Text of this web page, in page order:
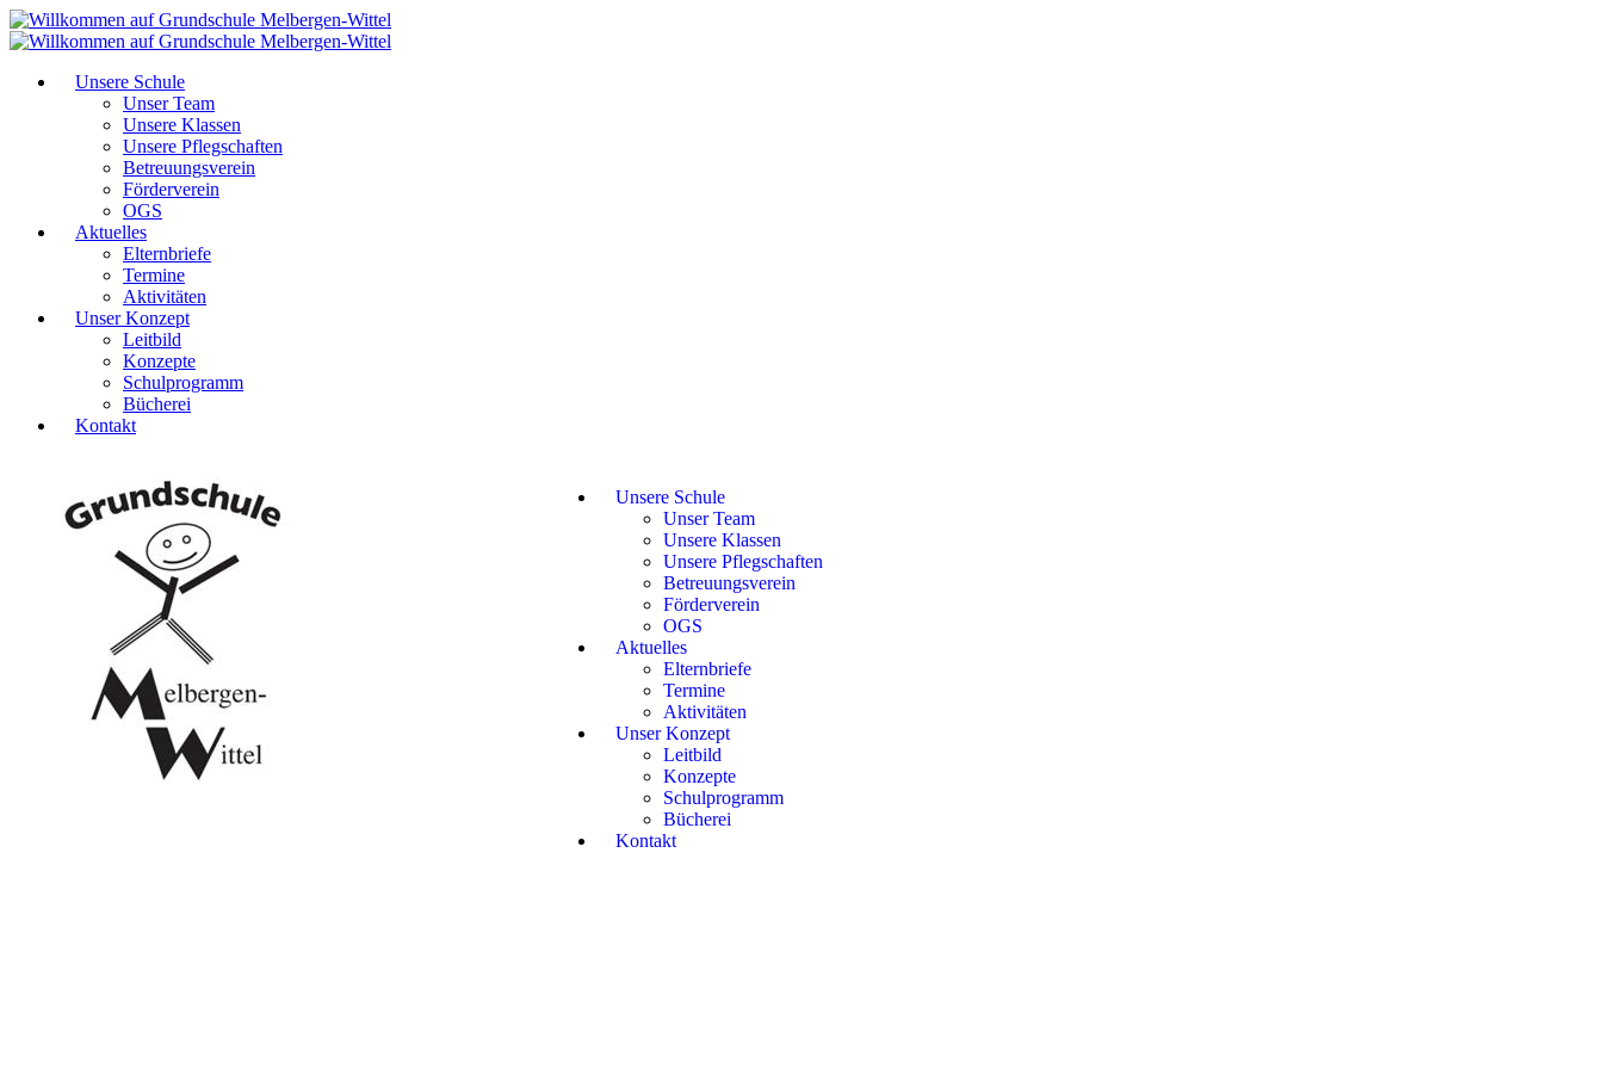
Unsere Schule
Unser Team
Unsere Klassen
Unsere Pflegschaften
Betreuungsverein
Förderverein
OGS
Aktuelles
Elternbriefe
Termine
Aktivitäten
Unser Konzept
Leitbild
Konzepte
Schulprogramm
Bücherei
Kontakt
Unsere Schule
Unser Team
Unsere Klassen
Unsere Pflegschaften
Betreuungsverein
Förderverein
OGS
Aktuelles
Elternbriefe
Termine
Aktivitäten
Unser Konzept
Leitbild
Konzepte
Schulprogramm
Bücherei
Kontakt